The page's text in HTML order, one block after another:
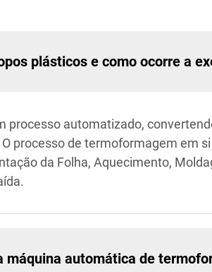
plásticos e como ocorre a
automatizado,
processo de termoformagem em
da Folha, Aquecimento,
automática de